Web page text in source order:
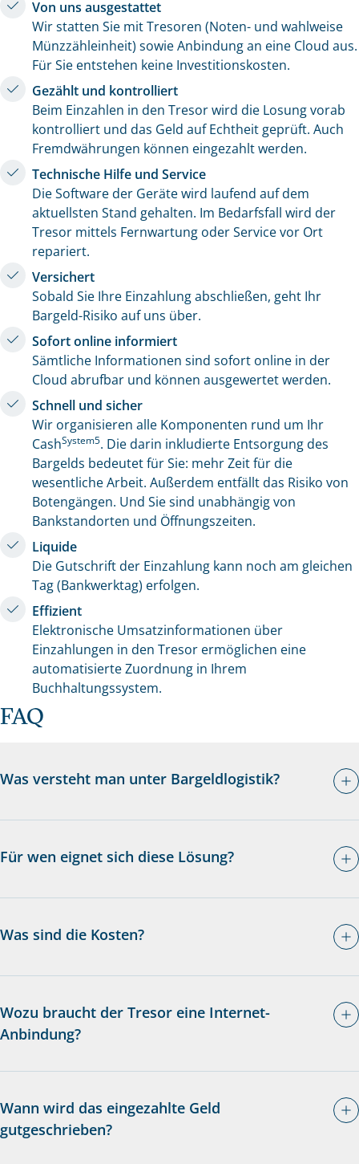
Von uns ausgestattet
Wir statten Sie mit Tresoren (Noten- und wahlweise
Münzzähleinheit) sowie Anbindung an eine Cloud aus.
Für Sie entstehen keine Investitionskosten.
Gezählt und kontrolliert
Beim Einzahlen in den Tresor wird die Losung vorab
kontrolliert und das Geld auf Echtheit geprüft. Auch
Fremdwährungen können eingezahlt werden.
Technische Hilfe und Service
Die Software der Geräte wird laufend auf dem
aktuellsten Stand gehalten. Im Bedarfsfall wird der
Tresor mittels Fernwartung oder Service vor Ort
repariert.
Versichert
Sobald Sie Ihre Einzahlung abschließen, geht Ihr
Bargeld-Risiko auf uns über.
Sofort online informiert
Sämtliche Informationen sind sofort online in der
Cloud abrufbar und können ausgewertet werden.
Schnell und sicher
Wir organisieren alle Komponenten rund um Ihr
CashSystem5. Die darin inkludierte Entsorgung des
Bargelds bedeutet für Sie: mehr Zeit für die
wesentliche Arbeit. Außerdem entfällt das Risiko von
Botengängen. Und Sie sind unabhängig von
Bankstandorten und Öffnungszeiten.
Liquide
Die Gutschrift der Einzahlung kann noch am gleichen
Tag (Bankwerktag) erfolgen.
Effizient
Elektronische Umsatzinformationen über
Einzahlungen in den Tresor ermöglichen eine
automatisierte Zuordnung in Ihrem
Buchhaltungssystem.
FAQ
Was versteht man unter Bargeldlogistik?
Für wen eignet sich diese Lösung?
Was sind die Kosten?
Wozu braucht der Tresor eine Internet-
Anbindung?
Wann wird das eingezahlte Geld
gutgeschrieben?